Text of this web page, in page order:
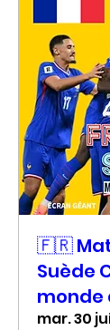
🇫🇷
Suède
monde
mar. 30